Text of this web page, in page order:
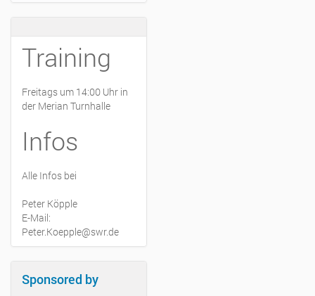
Training
Freitags um 14:00 Uhr in
der Merian Turnhalle
Infos
Alle Infos bei
Peter Köpple
E-Mail:
Peter.Koepple@swr.de
Sponsored by